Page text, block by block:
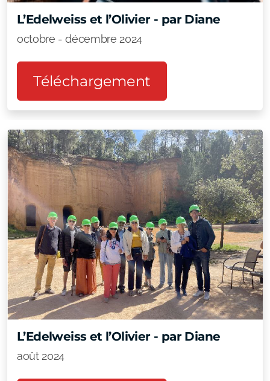
L’Edelweiss et l’Olivier - par Diane
octobre - décembre 2024
Téléchargement
L’Edelweiss et l’Olivier - par Diane
août 2024